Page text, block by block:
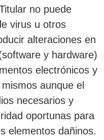
no puede
virus u otros
alteraciones en
y hardware)
electrónicos y
aunque el
necesarios y
oportunas para
elementos dañinos.